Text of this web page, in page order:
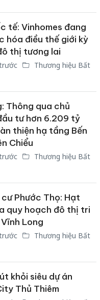
tế: Vinhomes đang
hóa điều thế giới kỳ
thị tương lai
Thương hiệu Bất
Thông qua chủ
tư hơn 6.209 tỷ
thiện hạ tầng Bến
Chiểu
Thương hiệu Bất
cư Phước Thọ: Hạt
quy hoạch đô thị tri
Long
Thương hiệu Bất
khỏi siêu dự án
Thủ Thiêm